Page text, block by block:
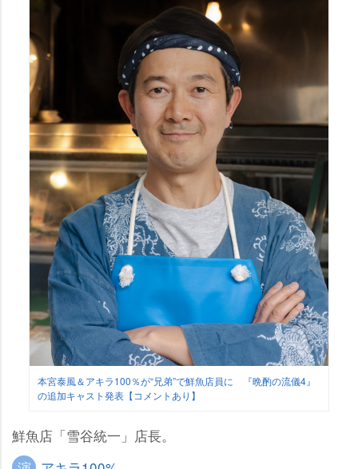
本宮泰風＆アキラ100％が“兄弟”で鮮魚店員に 『晩酌の流儀4』
の追加キャスト発表【コメントあり】
鮮魚店「雪谷統一」店長。